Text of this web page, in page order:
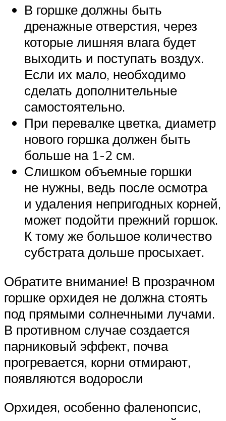
В горшке должны быть
дренажные отверстия, через
которые лишняя влага будет
выходить и поступать воздух.
Если их мало, необходимо
сделать дополнительные
самостоятельно.
При перевалке цветка, диаметр
нового горшка должен быть
больше на 1-2 см.
Слишком объемные горшки
не нужны, ведь после осмотра
и удаления непригодных корней,
может подойти прежний горшок.
К тому же большое количество
субстрата дольше просыхает.
Обратите внимание! В прозрачном
горшке орхидея не должна стоять
под прямыми солнечными лучами.
В противном случае создается
парниковый эффект, почва
прогревается, корни отмирают,
появляются водоросли
Орхидея, особенно фаленопсис,